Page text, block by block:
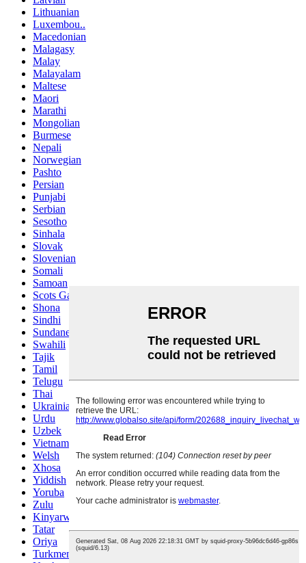
Lithuanian
Luxembou..
Macedonian
Malagasy
Malay
Malayalam
Maltese
Maori
Marathi
Mongolian
Burmese
Nepali
Norwegian
Pashto
Persian
Punjabi
Serbian
Sesotho
Sinhala
Slovak
Slovenian
Somali
Samoan
Scots Gaelic
Shona
Sindhi
Sundanese
Swahili
Tajik
Tamil
Telugu
Thai
Ukrainian
Urdu
Uzbek
Vietnamese
Welsh
Xhosa
Yiddish
Yoruba
Zulu
Kinyarwanda
Tatar
Oriya
Turkmen